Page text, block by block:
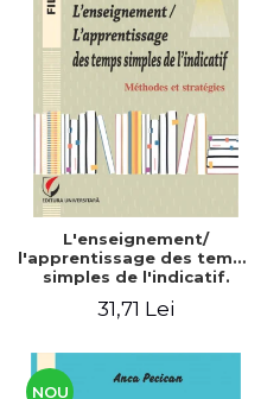
L'enseignement/
l'apprentissage des temps
simples de l'indicatif.
31,71 Lei
NOU